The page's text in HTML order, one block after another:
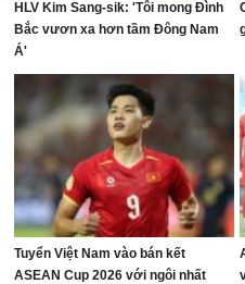
HLV Kim Sang-sik: 'Tôi mong Đình
Bắc vươn xa hơn tầm Đông Nam
Á'
Tuyển Việt Nam vào bán kết
ASEAN Cup 2026 với ngôi nhất